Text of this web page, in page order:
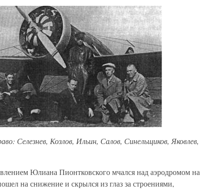
Селезнев, Козлов, Ильин, Салов, Синельщиков, Яковлев,
Юлиана Пионтковского мчался над аэродромом на
на снижение и скрылся из глаз за строениями,